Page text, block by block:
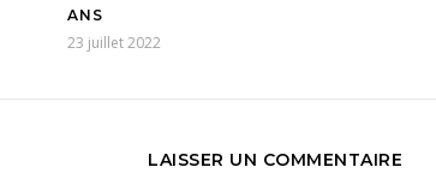
ANS
23 juillet 2022
LAISSER UN COMMENTAIRE